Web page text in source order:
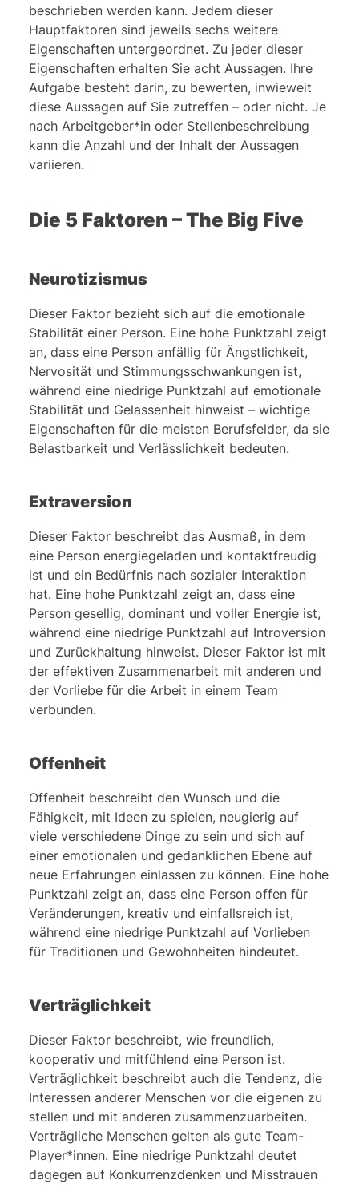
beschrieben werden kann. Jedem dieser
Hauptfaktoren sind jeweils sechs weitere
Eigenschaften untergeordnet. Zu jeder dieser
Eigenschaften erhalten Sie acht Aussagen. Ihre
Aufgabe besteht darin, zu bewerten, inwieweit
diese Aussagen auf Sie zutreffen – oder nicht. Je
nach Arbeitgeber*in oder Stellenbeschreibung
kann die Anzahl und der Inhalt der Aussagen
variieren.
Die 5 Faktoren – The Big Five
Neurotizismus
Dieser Faktor bezieht sich auf die emotionale
Stabilität einer Person. Eine hohe Punktzahl zeigt
an, dass eine Person anfällig für Ängstlichkeit,
Nervosität und Stimmungsschwankungen ist,
während eine niedrige Punktzahl auf emotionale
Stabilität und Gelassenheit hinweist – wichtige
Eigenschaften für die meisten Berufsfelder, da sie
Belastbarkeit und Verlässlichkeit bedeuten.
Extraversion
Dieser Faktor beschreibt das Ausmaß, in dem
eine Person energiegeladen und kontaktfreudig
ist und ein Bedürfnis nach sozialer Interaktion
hat. Eine hohe Punktzahl zeigt an, dass eine
Person gesellig, dominant und voller Energie ist,
während eine niedrige Punktzahl auf Introversion
und Zurückhaltung hinweist. Dieser Faktor ist mit
der effektiven Zusammenarbeit mit anderen und
der Vorliebe für die Arbeit in einem Team
verbunden.
Offenheit
Offenheit beschreibt den Wunsch und die
Fähigkeit, mit Ideen zu spielen, neugierig auf
viele verschiedene Dinge zu sein und sich auf
einer emotionalen und gedanklichen Ebene auf
neue Erfahrungen einlassen zu können. Eine hohe
Punktzahl zeigt an, dass eine Person offen für
Veränderungen, kreativ und einfallsreich ist,
während eine niedrige Punktzahl auf Vorlieben
für Traditionen und Gewohnheiten hindeutet.
Verträglichkeit
Dieser Faktor beschreibt, wie freundlich,
kooperativ und mitfühlend eine Person ist.
Verträglichkeit beschreibt auch die Tendenz, die
Interessen anderer Menschen vor die eigenen zu
stellen und mit anderen zusammenzuarbeiten.
Verträgliche Menschen gelten als gute Team-
Player*innen. Eine niedrige Punktzahl deutet
dagegen auf Konkurrenzdenken und Misstrauen